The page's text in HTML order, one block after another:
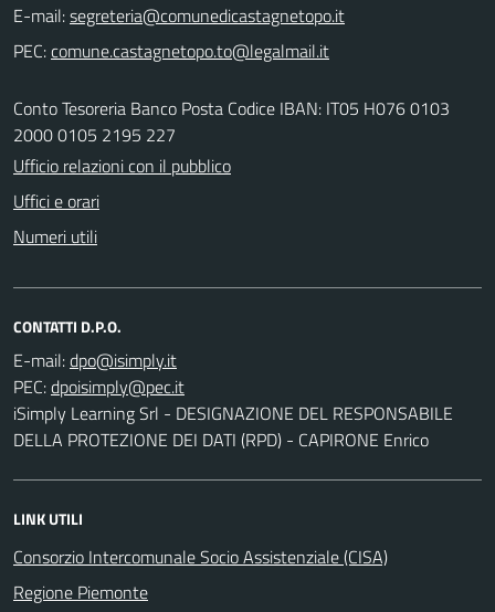
E-mail:
PEC:
Conto Tesoreria Banco Posta Codice IBAN: IT05 H076 0103
2000 0105 2195 227
Ufficio relazioni con il pubblico
Uffici e orari
Numeri utili
CONTATTI D.P.O.
E-mail:
PEC:
iSimply Learning Srl - DESIGNAZIONE DEL RESPONSABILE
DELLA PROTEZIONE DEI DATI (RPD) - CAPIRONE Enrico
LINK UTILI
Consorzio Intercomunale Socio Assistenziale (CISA)
Regione Piemonte